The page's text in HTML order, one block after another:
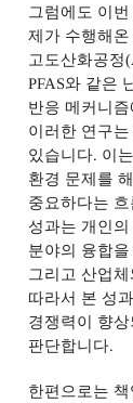
그럼에도 이
제가 수행해
고도산화공정
PFAS와 같은
반응 메커니
이러한 연구
있습니다. 이
환경 문제를
중요하다는
성과는 개인
분야의 융합
그리고 산업
따라서 본 성
경쟁력이 향
판단합니다.
한편으로는